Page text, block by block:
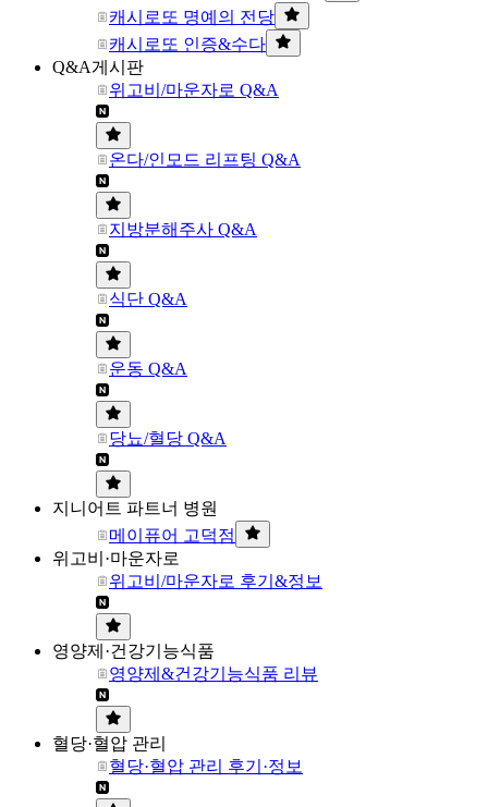
캐시로또 명예의 전당
캐시로또 인증&수다
Q&A게시판
위고비/마운자로 Q&A
온다/인모드 리프팅 Q&A
지방분해주사 Q&A
식단 Q&A
운동 Q&A
당뇨/혈당 Q&A
지니어트 파트너 병원
메이퓨어 고덕점
위고비·마운자로
위고비/마운자로 후기&정보
영양제·건강기능식품
영양제&건강기능식품 리뷰
혈당·혈압 관리
혈당·혈압 관리 후기·정보